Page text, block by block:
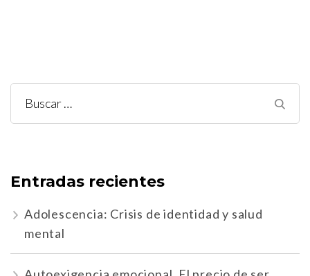
Buscar:
Entradas recientes
Adolescencia: Crisis de identidad y salud
mental